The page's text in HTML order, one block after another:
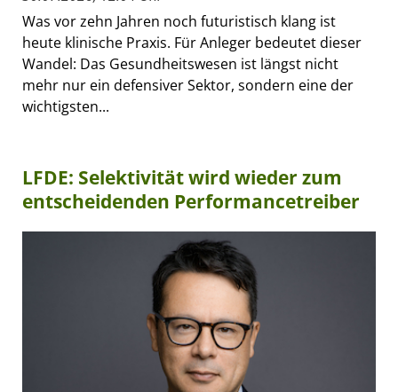
Was vor zehn Jahren noch futuristisch klang ist
heute klinische Praxis. Für Anleger bedeutet dieser
Wandel: Das Gesundheitswesen ist längst nicht
mehr nur ein defensiver Sektor, sondern eine der
wichtigsten...
LFDE: Selektivität wird wieder zum
entscheidenden Performancetreiber